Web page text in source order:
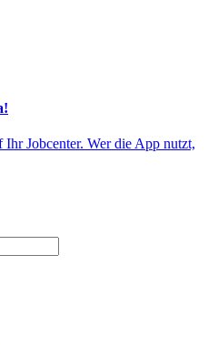
Jobcenter. Wer die App nutzt,